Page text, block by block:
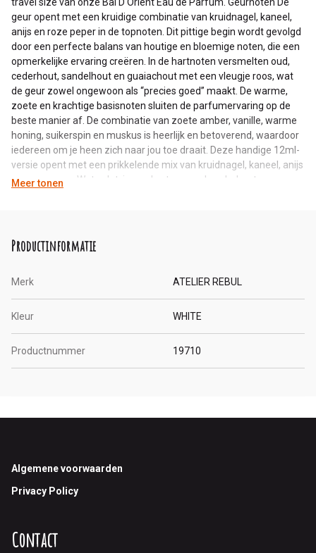
travel size van onze Bal D'Orient Eau de Parfum. Geurnoten De
geur opent met een kruidige combinatie van kruidnagel, kaneel,
anijs en roze peper in de topnoten. Dit pittige begin wordt gevolgd
door een perfecte balans van houtige en bloemige noten, die een
opmerkelijke ervaring creëren. In de hartnoten versmelten oud,
cederhout, sandelhout en guaiachout met een vleugje roos, wat
de geur zowel ongewoon als “precies goed” maakt. De warme,
zoete en krachtige basisnoten sluiten de parfumervaring op de
beste manier af. De combinatie van zoete amber, vanille, warme
honing, suikerspin en muskus is heerlijk en betoverend, waardoor
iedereen om je heen zich naar jou toe draait. Deze handige 12ml-
versie opent met een prikkelende mix van kruidnagel, kaneel, anijs
en roze peper. Wat volgt, is een hart van oud, cederhout,
muskus.
Meer tonen
Productinformatie
Merk ATELIER REBUL
Kleur WHITE
Productnummer 19710
Footer
Algemene voorwaarden
Privacy Policy
Contact